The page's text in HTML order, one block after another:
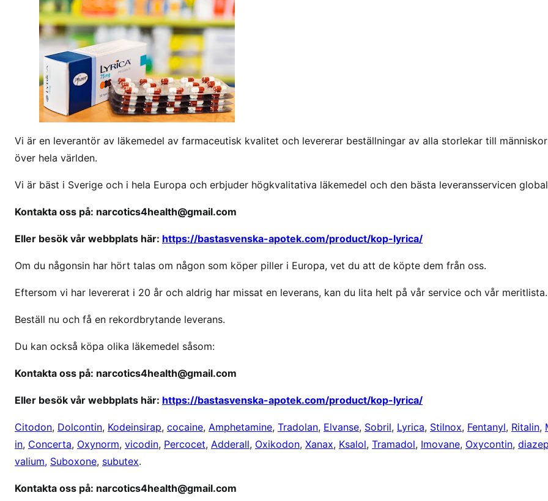
k
k
e
l
i
i
n
k
p
i
a
s
r
g
Vi är en leverantör av läkemedel av farmaceutisk kvalitet och levererar beställningar av alla storlekar till människor
över hela världen.
Vi är bäst i Sverige och i hela Europa och erbjuder högkvalitativa läkemedel och den bästa leveransservicen
Kontakta oss på: narcotics4health@gmail.com
Eller besök vår webbplats här: https://bastasvenska-apotek.com/product/kop-lyrica/
Om du någonsin har hört talas om någon som köper piller i Europa, vet du att de köpte dem från oss.
Eftersom vi har levererat i 20 år och aldrig har missat en leverans, kan du lita helt på vår service och vår meritlista.
Beställ nu och få en rekordbrytande leverans.
Du kan också köpa olika läkemedel såsom:
Kontakta oss på: narcotics4health@gmail.com
Eller besök vår webbplats här: https://bastasvenska-apotek.com/product/kop-lyrica/
Citodon, Dolcontin, Kodeinsirap, cocaine, Amphetamine, Tradolan, Elvanse, Sobril, Lyrica, Stilnox, Fentanyl, Ritalin,
in, Concerta, Oxynorm, vicodin, Percocet, Adderall, Oxikodon, Xanax, Ksalol, Tramadol, Imovane, Oxycontin,
valium, Suboxone, subutex.
Kontakta oss på: narcotics4health@gmail.com